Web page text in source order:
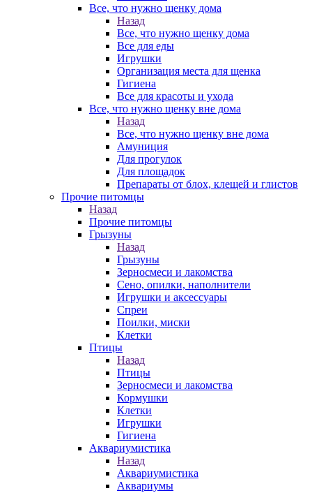
Все, что нужно щенку дома
Назад
Все, что нужно щенку дома
Все для еды
Игрушки
Организация места для щенка
Гигиена
Все для красоты и ухода
Все, что нужно щенку вне дома
Назад
Все, что нужно щенку вне дома
Амуниция
Для прогулок
Для площадок
Препараты от блох, клещей и глистов
Прочие питомцы
Назад
Прочие питомцы
Грызуны
Назад
Грызуны
Зерносмеси и лакомства
Сено, опилки, наполнители
Игрушки и аксессуары
Спреи
Поилки, миски
Клетки
Птицы
Назад
Птицы
Зерносмеси и лакомства
Кормушки
Клетки
Игрушки
Гигиена
Аквариумистика
Назад
Аквариумистика
Аквариумы